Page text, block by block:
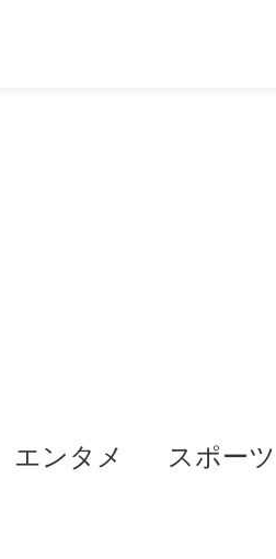
エンタメ スポーツ